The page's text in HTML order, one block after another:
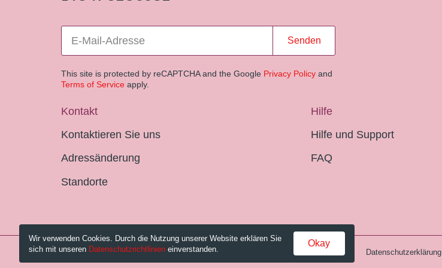
Senden
This site is protected by reCAPTCHA and the Google Privacy Policy and
Terms of Service apply.
Kontakt
Kontaktieren Sie uns
Adressänderung
Standorte
Hilfe
Hilfe und Support
FAQ
© 2026 Pestalozzi-Bibliothek Zürich. Impressum Gebühren und AGB Datenschutzerklärung
Wir verwenden Cookies. Durch die Nutzung unserer Website erklären Sie
sich mit unseren Datenschutzrichtlinien einverstanden.
Okay